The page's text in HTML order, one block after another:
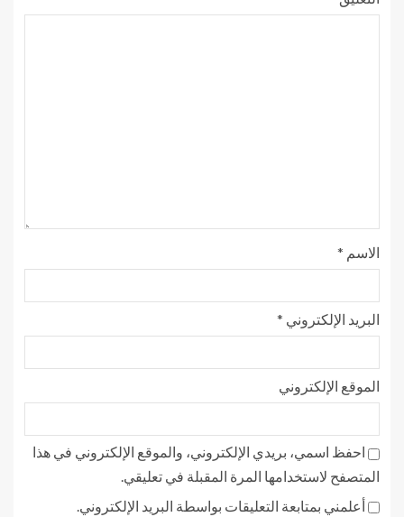
الاسم *
البريد الإلكتروني *
الموقع الإلكتروني
احفظ اسمي، بريدي الإلكتروني، والموقع الإلكتروني في هذا
المتصفح لاستخدامها المرة المقبلة في تعليقي.
أعلمني بمتابعة التعليقات بواسطة البريد الإلكتروني.